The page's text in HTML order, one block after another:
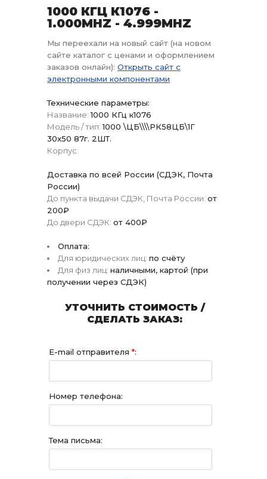
1000 КГЦ К1076 -
1.000MHZ - 4.999MHZ
Мы переехали на новый сайт (на новом
сайте каталог с ценами и оформлением
заказов онлайн): Открыть сайт с
электронными компонентами
Технические параметры:
Название: 1000 КГц к1076
Модель / тип: 1000 \ЦБ\\\\РК58ЦБ\1Г
30x50 87г. 2ШТ.
Корпус:
Доставка по всей России (СДЭК, Почта
России)
До пункта выдачи СДЭК, Почта России: от
200₽
До двери СДЭК: от 400₽
Оплата:
Для юридических лиц: по счёту
Для физ лиц: наличными, картой (при
получении через СДЭК)
УТОЧНИТЬ СТОИМОСТЬ /
СДЕЛАТЬ ЗАКАЗ:
E-mail отправителя *:
Номер телефона:
Тема письма: